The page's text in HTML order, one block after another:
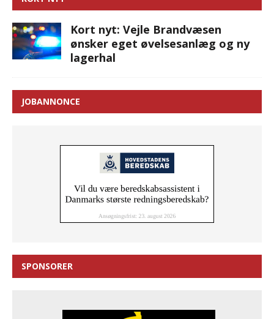
Kort nyt: Vejle Brandvæsen
ønsker eget øvelsesanlæg og ny
lagerhal
JOBANNONCE
SPONSORER